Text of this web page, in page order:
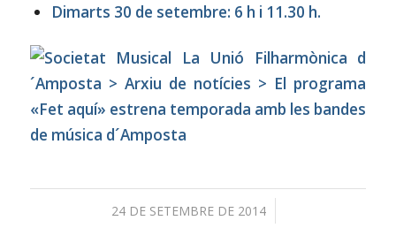
Dimarts 30 de setembre: 6 h i 11.30 h.
24 DE SETEMBRE DE 2014
/